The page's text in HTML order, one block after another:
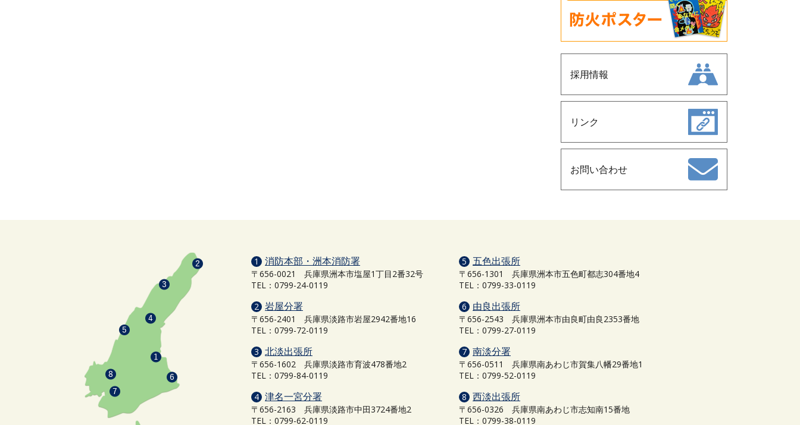
採用情報
リンク
お問い合わせ
1 消防本部・洲本消防署
〒656-0021 兵庫県洲本市塩屋1丁目2番32号
TEL：0799-24-0119
2 岩屋分署
〒656-2401 兵庫県淡路市岩屋2942番地16
TEL：0799-72-0119
3 北淡出張所
〒656-1602 兵庫県淡路市育波478番地2
TEL：0799-84-0119
4 津名一宮分署
〒656-2163 兵庫県淡路市中田3724番地2
TEL：0799-62-0119
5 五色出張所
〒656-1301 兵庫県洲本市五色町都志304番地4
TEL：0799-33-0119
6
由良出張所
〒656-2543 兵庫県洲本市由良町由良2353番地
TEL：0799-27-0119
7 南淡分署
〒656-0511 兵庫県南あわじ市賀集八幡29番地1
TEL：0799-52-0119
8 西淡出張所
〒656-0326 兵庫県南あわじ市志知南15番地
TEL：0799-38-0119